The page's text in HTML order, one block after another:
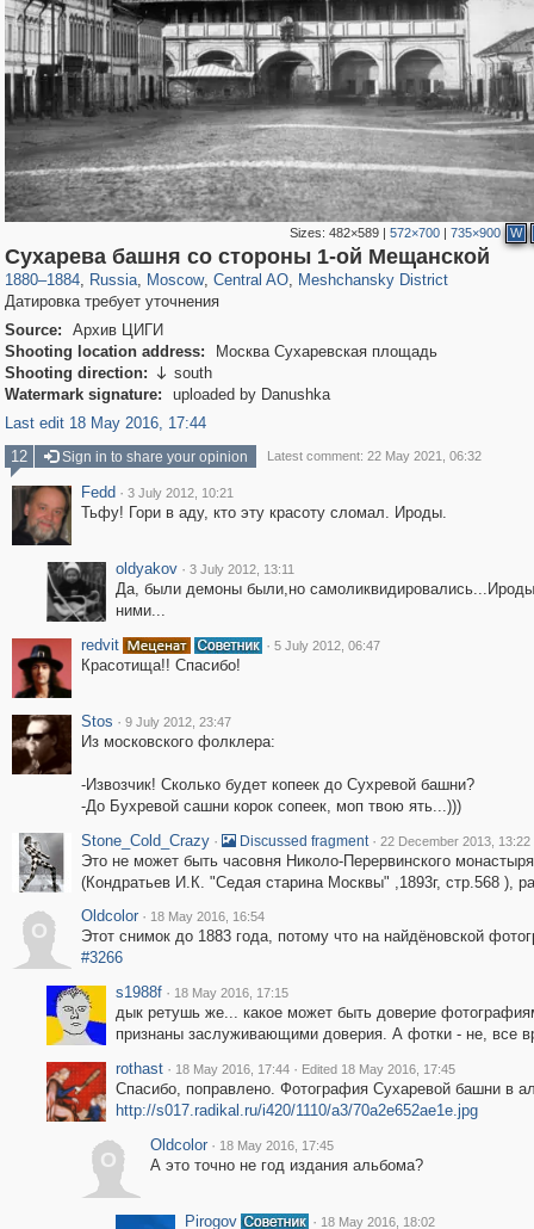
Sizes:482×589 |572×700 |735×900 W
Сухарева башня со стороны 1-ой Мещанской
1880–1884, Russia
1,406,242 29,243
, Moscow
319,779 8,286
, Central AO
159,978 5,916
, Meshchansky District
10,185 264
Датировка требует уточнения
Source:
Архив ЦИГИ
Shooting location address:
Москва Сухаревская площадь
Shooting direction:  south
Watermark signature:
uploaded by Danushka
Last edit 18 May 2016, 17:44
12
Sign in to share your opinion Latest comment: 22 May 2021, 06:32
Fedd · 3 July 2012, 10:21
Тьфу! Гори в аду, кто эту красоту сломал. Ироды.
oldyakov · 3 July 2012, 13:11
Да, были демоны были,но
ними...
redvit
· 5 July 2012, 06:47
Красотища!! Спасибо!
Stos · 9 July 2012, 23:47
Из московского фолклера:
-Извозчик! Сколько будет копеек до Сухревой башни?
-До Бухревой сашни корок сопеек, моп твою ять...)))
Stone_Cold_Crazy · Discussed fragment · 22 December 2013, 13:22
Это не может быть часовня Николо-Перервинского
(Кондратьев И.К. "Седая старина Москвы" ,1893г, стр.568 ),
O
Oldcolor · 18 May 2016, 16:54
Этот снимок до 1883 года, потому что на найдёновской
#3266
s1988f · 18 May 2016, 17:15
дык ретушь же... какое может быть доверие
признаны заслуживающими доверия. А фотки - не, все
rothast · 18 May 2016, 17:44 · Edited 18 May 2016, 17:45
Спасибо, поправлено. Фотография Сухаревой башни в
http://s017.radikal.ru/i420/1110/a3/70a2e652ae1e.jpg
O
Oldcolor · 18 May 2016, 17:45
А это точно не год издания альбома?
Pirogov · 18 May 2016, 18:02